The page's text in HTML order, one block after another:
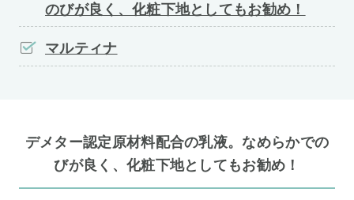
のびが良く、化粧下地としてもお勧め！
マルティナ
デメター認定原材料配合の乳液。なめらかでの
びが良く、化粧下地としてもお勧め！